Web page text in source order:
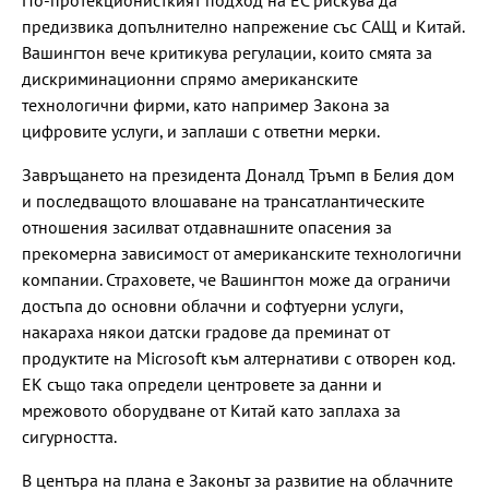
предизвика допълнително напрежение със САЩ и Китай.
Вашингтон вече критикува регулации, които смята за
дискриминационни спрямо американските
технологични фирми, като например Закона за
цифровите услуги, и заплаши с ответни мерки.
Завръщането на президента Доналд Тръмп в Белия дом
и последващото влошаване на трансатлантическите
отношения засилват отдавнашните опасения за
прекомерна зависимост от американските технологични
компании. Страховете, че Вашингтон може да ограничи
достъпа до основни облачни и софтуерни услуги,
накараха някои датски градове да преминат от
продуктите на Microsoft към алтернативи с отворен код.
ЕК също така определи центровете за данни и
мрежовото оборудване от Китай като заплаха за
сигурността.
В центъра на плана е Законът за развитие на облачните